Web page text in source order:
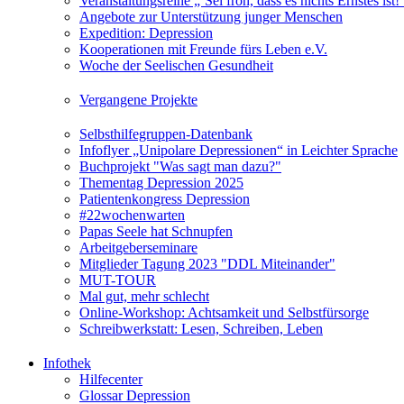
Angebote zur Unterstützung junger Menschen
Expedition: Depression
Kooperationen mit Freunde fürs Leben e.V.
Woche der Seelischen Gesundheit
Vergangene Projekte
Selbsthilfegruppen-Datenbank
Infoflyer „Unipolare Depressionen“ in Leichter Sprache
Buchprojekt "Was sagt man dazu?"
Thementag Depression 2025
Patientenkongress Depression
#22wochenwarten
Papas Seele hat Schnupfen
Arbeitgeberseminare
Mitglieder Tagung 2023 "DDL Miteinander"
MUT-TOUR
Mal gut, mehr schlecht
Online-Workshop: Achtsamkeit und Selbstfürsorge
Schreibwerkstatt: Lesen, Schreiben, Leben
Infothek
Hilfecenter
Glossar Depression